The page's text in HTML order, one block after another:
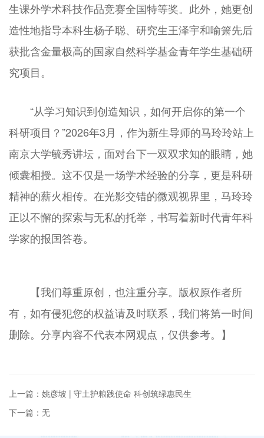
生课外学术科技作品竞赛全国特等奖。此外，她更创
造性地指导本科生杨子聪、研究生王泽宇和喻箫先后
获批含金量极高的国家自然科学基金青年学生基础研
究项目。
“从学习知识到创造知识，如何开启你的第一个
科研项目？”2026年3月，作为新生导师的马玲玲站上
南京大学毓秀讲坛，面对台下一双双求知的眼睛，她
倾囊相授。这不仅是一场学术经验的分享，更是科研
精神的薪火相传。在光影交错的微观视界里，马玲玲
正以不懈的探索与无私的托举，书写着新时代青年科
学家的报国答卷。
【我们尊重原创，也注重分享。版权原作者所
有，如有侵犯您的权益请及时联系，我们将第一时间
删除。分享内容不代表本网观点，仅供参考。】
上一篇：姚彦坡 | 守土护粮践使命 科创筑绿惠民生
下一篇：无